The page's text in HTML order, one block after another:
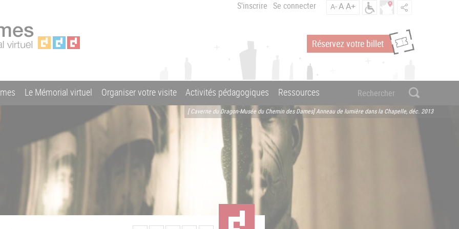
S'inscrire Se connecter A-AA+
Réservez votre billet
Le Mémorial virtuel Organiser votre visite Activités pédagogiques Ressources
[ Caverne du Dragon-Musée du Chemin des Dames] Anneau de lumière dans la Chapelle, déc. 2013